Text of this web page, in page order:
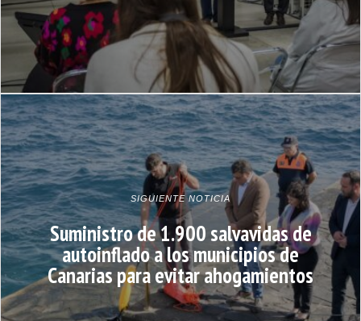
SIGUIENTE NOTICIA
Suministro de 1.900 salvavidas de
autoinflado a los municipios de
Canarias para evitar ahogamientos